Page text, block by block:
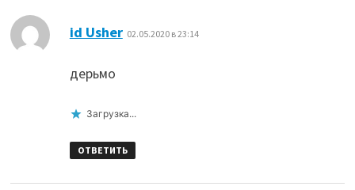
id Usher: 02.05.2020 в 23:14
дерьмо
Загрузка...
ОТВЕТИТЬ